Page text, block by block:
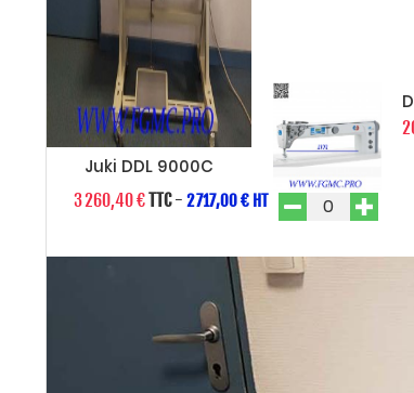
Juki DDL 9000C
3 260,40 €TTC- 2 717,00 € HT